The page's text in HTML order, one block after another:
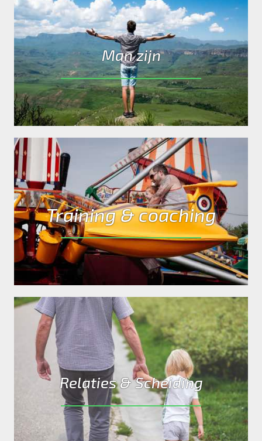
Man zijn
Training & coaching
Relaties & Scheiding